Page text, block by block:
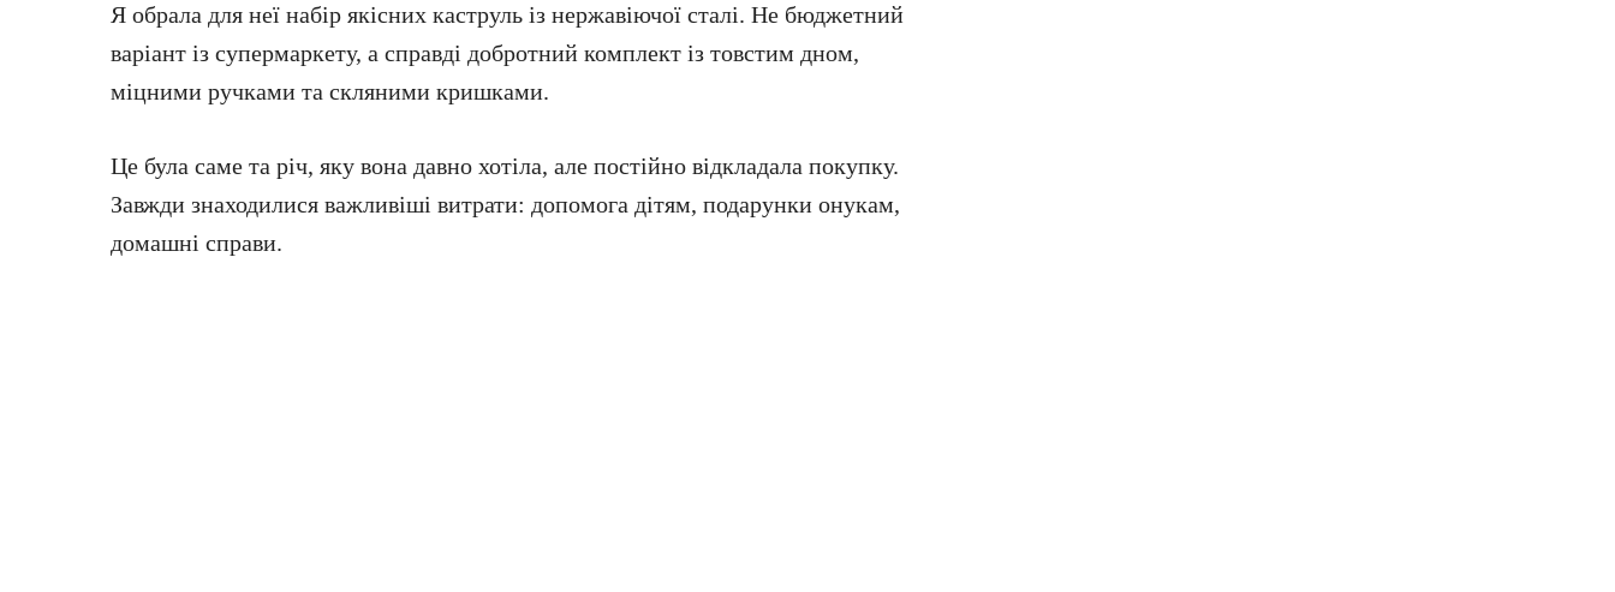
Я обрала для неї набір якісних каструль із нержавіючої сталі. Не бюджетний
варіант із супермаркету, а справді добротний комплект із товстим дном,
міцними ручками та скляними кришками.
Це була саме та річ, яку вона давно хотіла, але постійно відкладала покупку.
Завжди знаходилися важливіші витрати: допомога дітям, подарунки онукам,
домашні справи.